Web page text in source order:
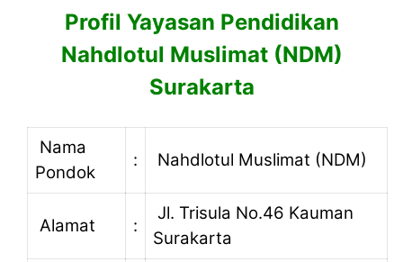
Profil Yayasan Pendidikan
Nahdlotul Muslimat (NDM)
Surakarta
Nama
Pondok
: Nahdlotul Muslimat (NDM)
Alamat :
Jl. Trisula No.46 Kauman
Surakarta